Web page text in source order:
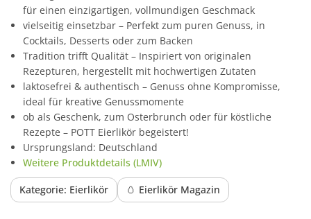
für einen einzigartigen, vollmundigen Geschmack
vielseitig einsetzbar – Perfekt zum puren Genuss, in
Cocktails, Desserts oder zum Backen
Tradition trifft Qualität – Inspiriert von originalen
Rezepturen, hergestellt mit hochwertigen Zutaten
laktosefrei & authentisch – Genuss ohne Kompromisse,
ideal für kreative Genussmomente
ob als Geschenk, zum Osterbrunch oder für köstliche
Rezepte – POTT Eierlikör begeistert!
Ursprungsland: Deutschland
Weitere Produktdetails (LMIV)
Kategorie: Eierlikör 🥚 Eierlikör Magazin